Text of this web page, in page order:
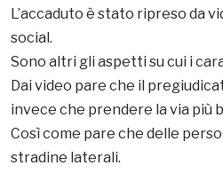
L’accaduto è stato ripreso da
social.
Sono altri gli aspetti su cui i
Dai video pare che il
invece che prendere la via più
Così come pare che delle
stradine laterali.